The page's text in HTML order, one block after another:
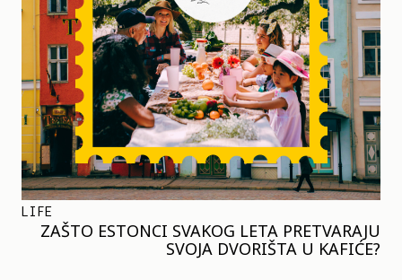
LIFE
ZAŠTO ESTONCI SVAKOG LETA PRETVARAJU
SVOJA DVORIŠTA U KAFIĆE?